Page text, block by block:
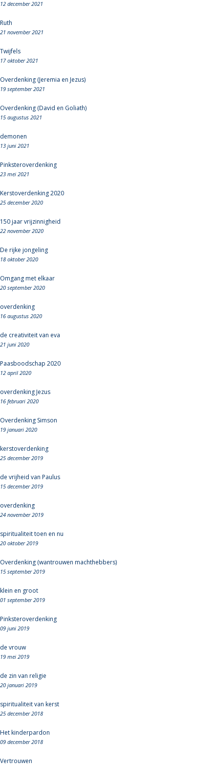
12 december 2021
Ruth
21 november 2021
Twijfels
17 oktober 2021
Overdenking (Jeremia en Jezus)
19 september 2021
Overdenking (David en Goliath)
15 augustus 2021
demonen
13 juni 2021
Pinksteroverdenking
23 mei 2021
Kerstoverdenking 2020
25 december 2020
150 jaar vrijzinnigheid
22 november 2020
De rijke jongeling
18 oktober 2020
Omgang met elkaar
20 september 2020
overdenking
16 augustus 2020
de creativiteit van eva
21 juni 2020
Paasboodschap 2020
12 april 2020
overdenking Jezus
16 februari 2020
Overdenking Simson
19 januari 2020
kerstoverdenking
25 december 2019
de vrijheid van Paulus
15 december 2019
overdenking
24 november 2019
spiritualiteit toen en nu
20 oktober 2019
Overdenking (wantrouwen machthebbers)
15 september 2019
klein en groot
01 september 2019
Pinksteroverdenking
09 juni 2019
de vrouw
19 mei 2019
de zin van religie
20 januari 2019
spiritualiteit van kerst
25 december 2018
Het kinderpardon
09 december 2018
Vertrouwen